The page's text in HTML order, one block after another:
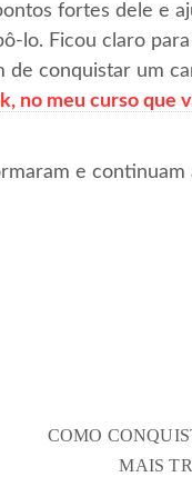
fortes dele e
lo. Ficou claro para
conquistar um
no meu curso que
e continuam
COMO
MAIS